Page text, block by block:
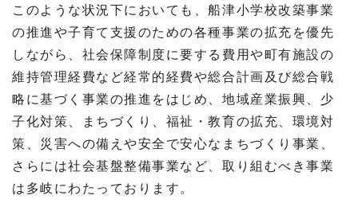
このような状況下においても、船津小学校改築事業
の推進や子育て支援のための各種事業の拡充を優先
しながら、社会保障制度に要する費用や町有施設の
維持管理経費など経常的経費や総合計画及び総合戦
略に基づく事業の推進をはじめ、地域産業振興、少
子化対策、まちづくり、福祉・教育の拡充、環境対
策、災害への備えや安全で安心なまちづくり事業、
さらには社会基盤整備事業など、取り組むべき事業
は多岐にわたっております。